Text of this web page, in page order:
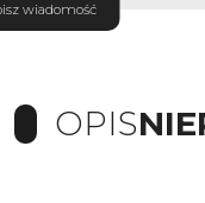
wiadomość
OPIS